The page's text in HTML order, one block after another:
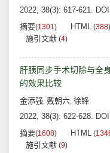
2022, 38(3): 617-621.
摘要(1301) HTML (388)
施引文献 (4)
肝胰同步手术切除与全
的效果比较
金添强, 戴朝六, 徐锋
2022, 38(3): 622-628.
摘要(1608) HTML (
施引文献 (9)